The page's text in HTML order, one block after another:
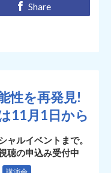
Share
性を再発見!
11月1日から
ャルイベントまで。
聴の申込み受付中